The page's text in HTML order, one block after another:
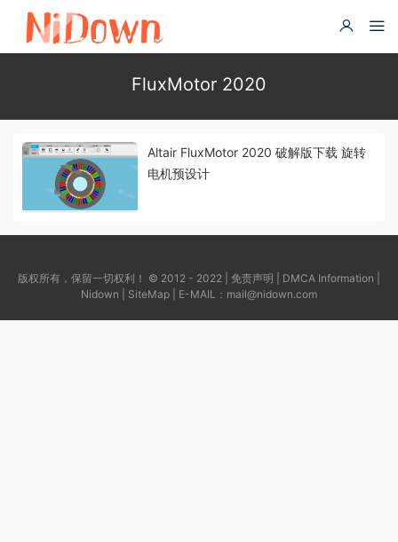
FluxMotor 2020
Altair FluxMotor 2020 破解版下载 旋转
电机预设计
版权所有，保留一切权利！ © 2012 - 2022 | 免责声明 DMCA Information
Nidown
SiteMap | E-MAIL： mail@nidown.com